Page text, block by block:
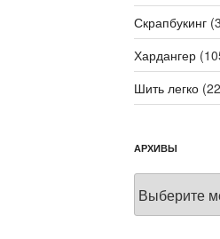
Скрапбукинг
Хардангер
Шить легко
АРХИВЫ